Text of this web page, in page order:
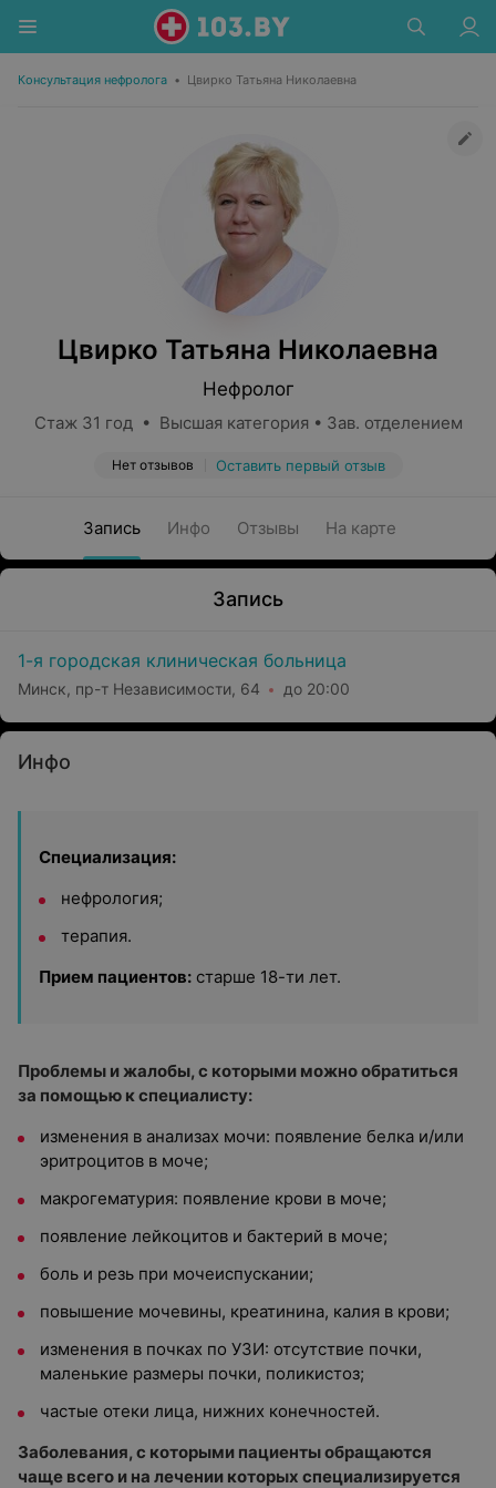
Консультация нефролога • Цвирко Татьяна Николаевна
Цвирко Татьяна Николаевна
Нефролог
Стаж 31 год • Высшая категория • Зав. отделением
Нет отзывов Оставить первый отзыв
Запись Инфо Отзывы На карте
Запись
1-я городская клиническая больница
Минск, пр-т Независимости, 64 до 20:00
Инфо
Специализация:
нефрология;
терапия.
Прием пациентов: старше 18-ти лет.
Проблемы и жалобы, с которыми можно обратиться
за помощью к специалисту:
изменения в анализах мочи: появление белка и/или
эритроцитов в моче;
макрогематурия: появление крови в моче;
появление лейкоцитов и бактерий в моче;
боль и резь при мочеиспускании;
повышение мочевины, креатинина, калия в крови;
изменения в почках по УЗИ: отсутствие почки,
маленькие размеры почки, поликистоз;
частые отеки лица, нижних конечностей.
Заболевания, с которыми пациенты обращаются
чаще всего и на лечении которых специализируется